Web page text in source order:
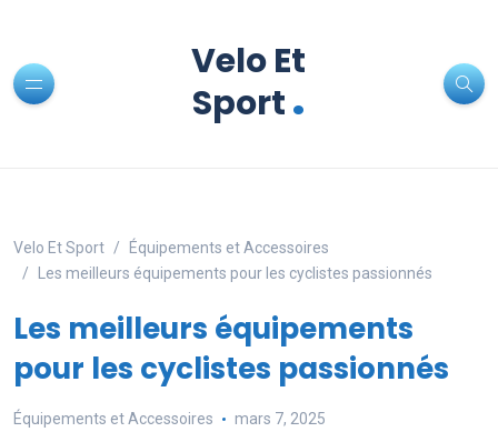
Velo Et
Sport.
Velo Et Sport
Équipements et Accessoires
Les meilleurs équipements pour les cyclistes passionnés
Les meilleurs équipements
pour les cyclistes passionnés
Équipements et Accessoires mars 7, 2025